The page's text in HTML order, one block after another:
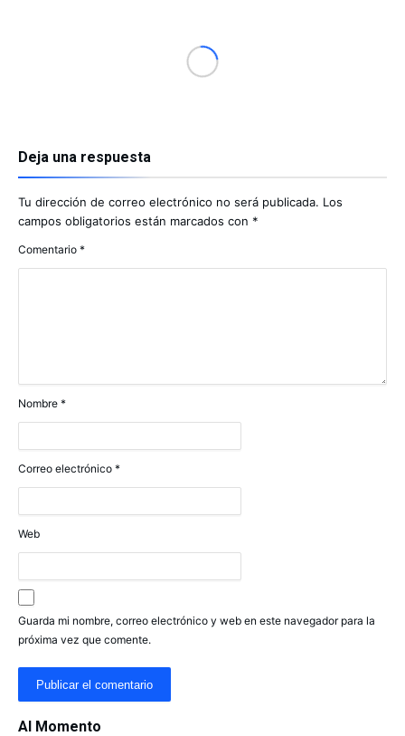
Deja una respuesta
Tu dirección de correo electrónico no será publicada. Los
campos obligatorios están marcados con *
Comentario *
Nombre *
Correo electrónico *
Web
Guarda mi nombre, correo electrónico y web en este navegador para la
próxima vez que comente.
Al Momento